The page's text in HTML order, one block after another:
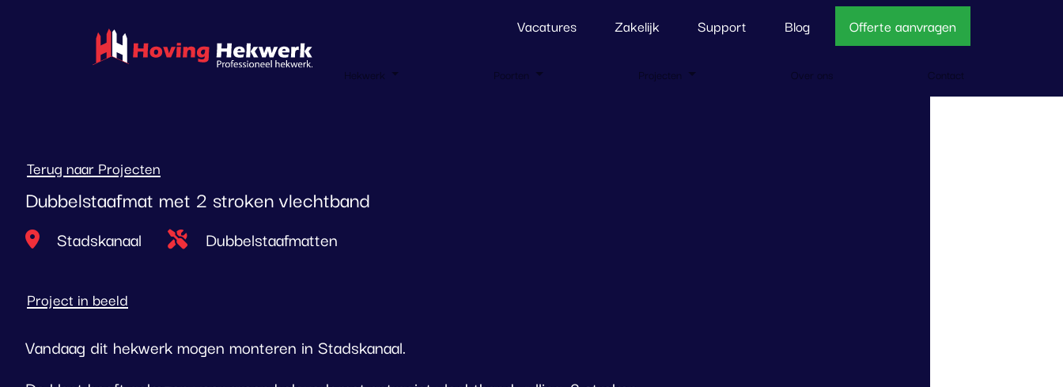
Vacatures Zakelijk Support Blog Offerte aanvragen
Hekwerk Poorten Projecten Over ons Contact
Terug naar Projecten
Dubbelstaafmat met 2 stroken vlechtband
Locatie
Stadskanaal Type project
Dubbelstaafmatten
Project in beeld
Vandaag dit hekwerk mogen monteren in Stadskanaal.